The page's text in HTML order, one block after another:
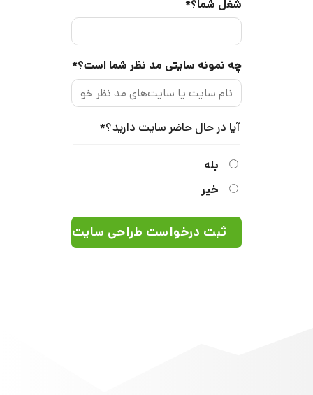
شغل شما؟*
چه نمونه سایتی مد نظر شما است؟*
آیا در حال حاضر سایت دارید؟*
بله
خیر